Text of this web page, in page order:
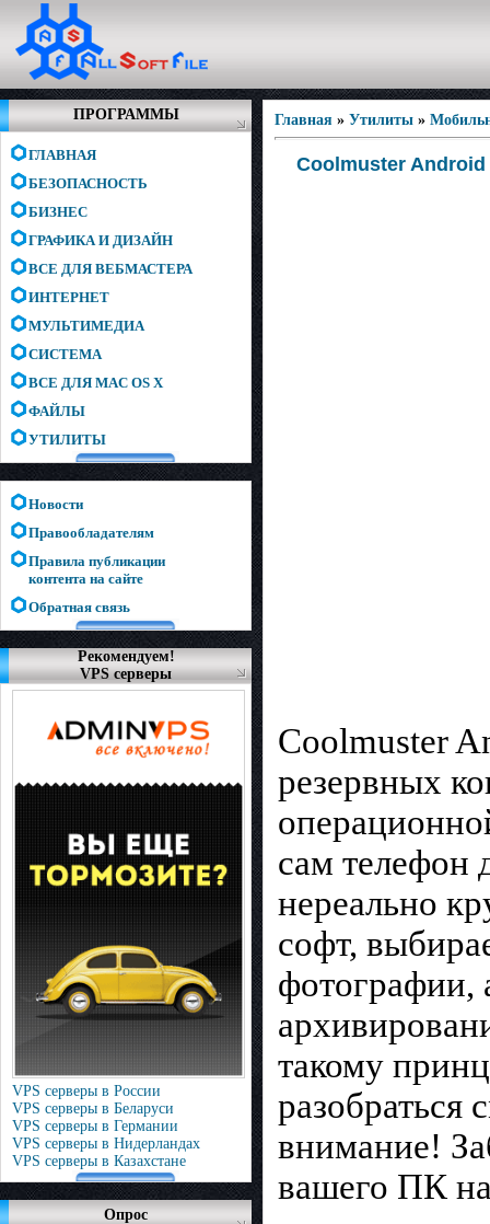
ПРОГРАММЫ
ГЛАВНАЯ
БЕЗОПАСНОСТЬ
БИЗНЕС
ГРАФИКА И ДИЗАЙН
ВСЕ ДЛЯ ВЕБМАСТЕРА
ИНТЕРНЕТ
МУЛЬТИМЕДИА
СИСТЕМА
ВСЕ ДЛЯ MAC OS X
ФАЙЛЫ
УТИЛИТЫ
Новости
Правообладателям
Правила публикации
контента на сайте
Обратная связь
Рекомендуем!
VPS серверы
VPS серверы в России
VPS серверы в Беларуси
VPS серверы в Германии
VPS серверы в Нидерландах
VPS серверы в Казахстане
Опрос
Главная » Утилиты »
Coolmuster Android
Coolmuster
резервных
сам телефон
нереально
софт,
фотографии,
такому
разобраться
внимание!
вашего ПК